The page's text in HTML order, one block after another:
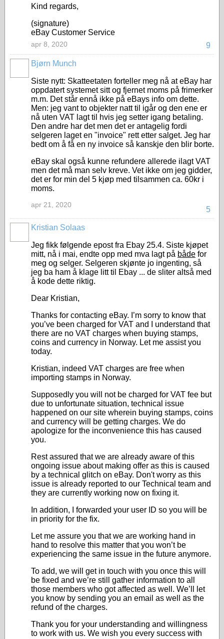
Kind regards,
(signature)
eBay Customer Service
9
apr 8, 2020
Bjørn Munch
Siste nytt: Skatteetaten forteller meg nå at eBay har
oppdatert systemet sitt og fjernet moms på frimerker
m.m. Det står ennå ikke på eBays info om dette.
Men: jeg vant to objekter natt til igår og den ene er
nå uten VAT lagt til hvis jeg setter igang betaling.
Den andre har det men det er antagelig fordi
selgeren laget en "invoice" rett etter salget. Jeg har
bedt om å få en ny invoice så kanskje den blir borte.
eBay skal også kunne refundere allerede ilagt VAT
men det må man selv kreve. Vet ikke om jeg gidder,
det er for min del 5 kjøp med tilsammen ca. 60kr i
moms.
5
apr 21, 2020
Kristian Solaas
Jeg fikk følgende epost fra Ebay 25.4. Siste kjøpet
mitt, nå i mai, endte opp med mva lagt på både for
meg og selger. Selgeren skjønte jo ingenting, så
jeg ba ham å klage litt til Ebay ... de sliter altså med
å kode dette riktig.
Dear Kristian,
Thanks for contacting eBay. I’m sorry to know that
you’ve been charged for VAT and I understand that
there are no VAT charges when buying stamps,
coins and currency in Norway. Let me assist you
today.
Kristian, indeed VAT charges are free when
importing stamps in Norway.
Supposedly you will not be charged for VAT fee but
due to unfortunate situation, technical issue
happened on our site wherein buying stamps, coins
and currency will be getting charges. We do
apologize for the inconvenience this has caused
you.
Rest assured that we are already aware of this
ongoing issue about making offer as this is caused
by a technical glitch on eBay. Don't worry as this
issue is already reported to our Technical team and
they are currently working now on fixing it.
In addition, I forwarded your user ID so you will be
in priority for the fix.
Let me assure you that we are working hand in
hand to resolve this matter that you won’t be
experiencing the same issue in the future anymore.
To add, we will get in touch with you once this will
be fixed and we’re still gather information to all
those members who got affected as well. We’ll let
you know by sending you an email as well as the
refund of the charges.
Thank you for your understanding and willingness
to work with us. We wish you every success with